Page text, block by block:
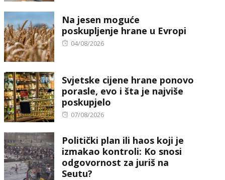
Na jesen moguće
poskupljenje hrane u Evropi
Posted
04/08/2026
Svjetske cijene hrane ponovo
porasle, evo i šta je najviše
poskupjelo
Posted
07/08/2026
Politički plan ili haos koji je
izmakao kontroli: Ko snosi
odgovornost za juriš na
Seutu?